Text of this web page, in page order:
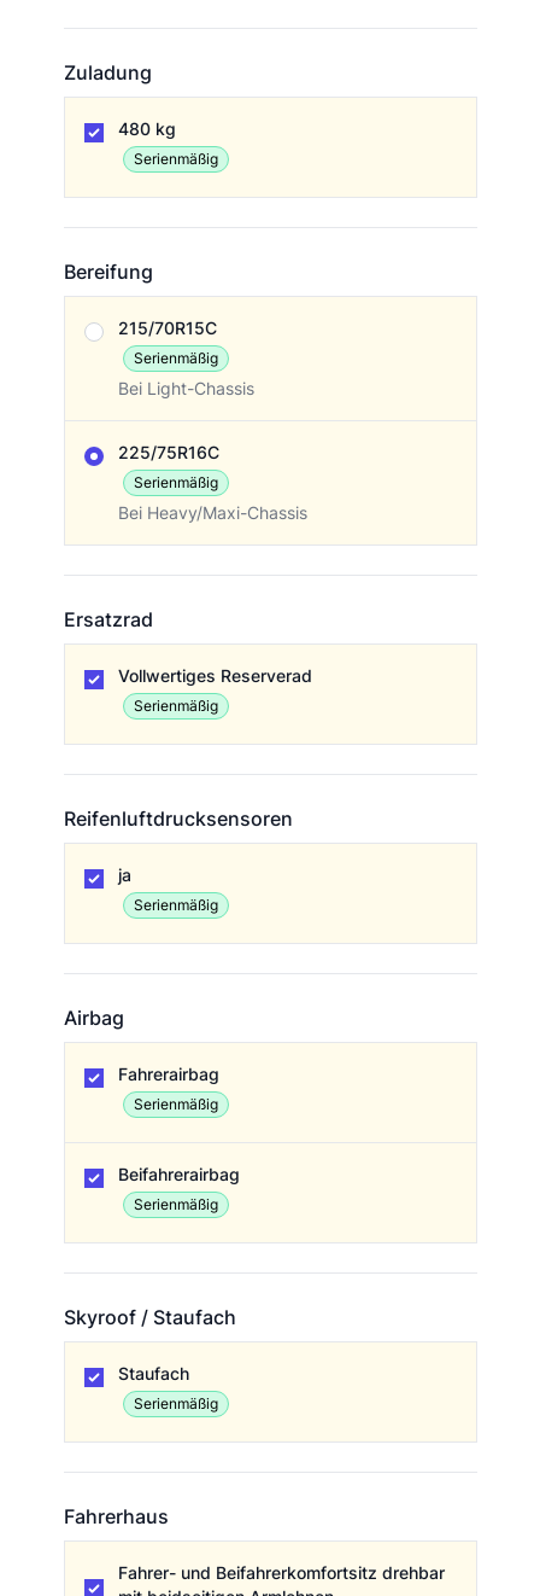
Zuladung
480 kg
Serienmäßig
Bereifung
215/70R15C
Serienmäßig
Bei Light-Chassis
225/75R16C
Serienmäßig
Bei Heavy/Maxi-Chassis
Ersatzrad
Vollwertiges Reserverad
Serienmäßig
Reifenluftdrucksensoren
ja
Serienmäßig
Airbag
Fahrerairbag
Serienmäßig
Beifahrerairbag
Serienmäßig
Skyroof / Staufach
Staufach
Serienmäßig
Fahrerhaus
Fahrer- und Beifahrerkomfortsitz drehbar